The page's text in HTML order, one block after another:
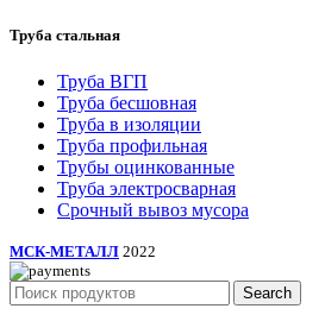
Труба стальная
Труба ВГП
Труба бесшовная
Труба в изоляции
Труба профильная
Трубы оцинкованные
Труба электросварная
Срочный вывоз мусора
МСК-МЕТАЛЛ 2022
Search